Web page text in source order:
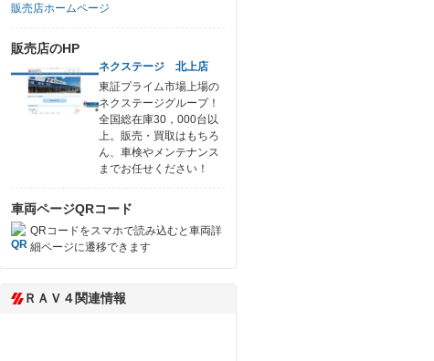
販売店ホームページ
販売店のHP
ネクステージ 北上店
東証プライム市場上場の
ネクステージグループ！
全国総在庫30，000台以
上。販売・買取はもちろ
ん、車検やメンテナンス
までお任せください！
車両ページQRコード
QRコードをスマホで読み込むと車両詳
細ページに遷移できます
ＲＡＶ４関連情報